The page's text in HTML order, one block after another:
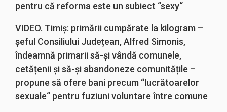
pentru că reforma este un subiect “sexy“
VIDEO. Timiș: primării cumpărate la kilogram –
șeful Consiliului Județean, Alfred Simonis,
îndeamnă primarii să-și vândă comunele,
cetățenii și să-și abandoneze comunitățile –
propune să ofere bani precum “lucrătoarelor
sexuale“ pentru fuziuni voluntare între comune